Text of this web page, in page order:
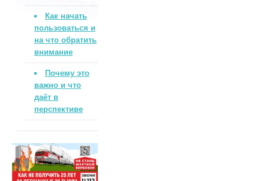
Как начать
пользоваться и
на что обратить
внимание
Почему это
важно и что
даёт в
перспективе